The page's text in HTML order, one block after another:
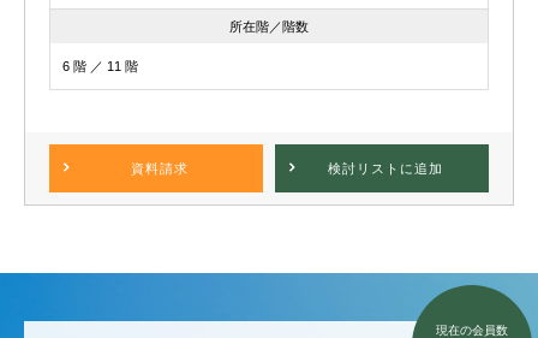
所在階／階数
6 階 ／ 11 階
資料請求 検討リスト に追加
現在の会員数